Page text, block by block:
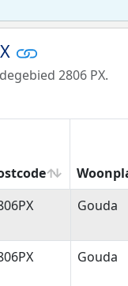
2806 PX.
Gouda
Gouda